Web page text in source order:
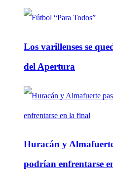
Los varillenses se
del Apertura
Huracán y
podrían enfrentarse